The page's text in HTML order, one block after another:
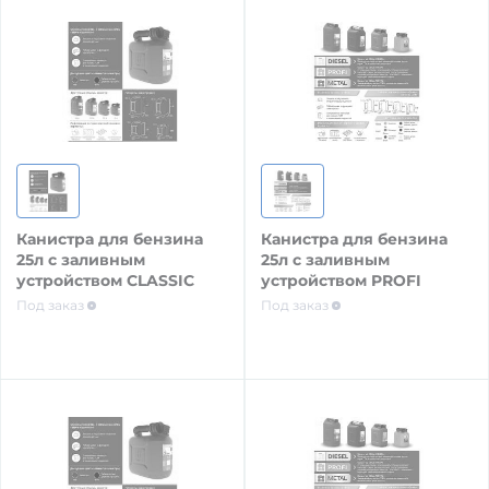
Двигатель
Игольчатые подшипники
Инструмент
Коленчатые валы
Прокладки двигателя
Уход за двигателем
Мебель судовая
Сиденья
Стойки сидений, подложки
Столешницы
Канистра для бензина
25л с заливным
устройством CLASSIC
Под заказ
Канистра для бензина
25л с заливным
устройством PROFI
Под заказ